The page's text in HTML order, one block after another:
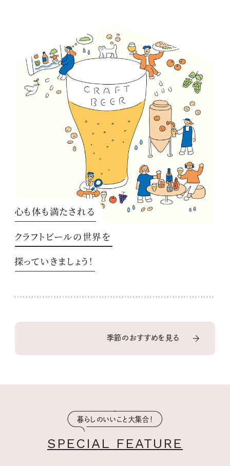
心も体も満たされる
クラフトビールの世界を
探っていきましょう！
季節のおすすめを見る
暮らしのいいこと大集合！
SPECIAL FEATURE